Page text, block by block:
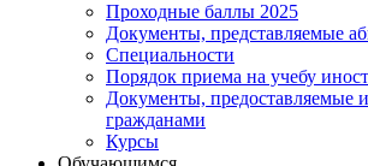
Проходные баллы 2025
Документы, представляемые
Специальности
Порядок приема на учебу
Документы, предоставляемые
гражданами
Курсы